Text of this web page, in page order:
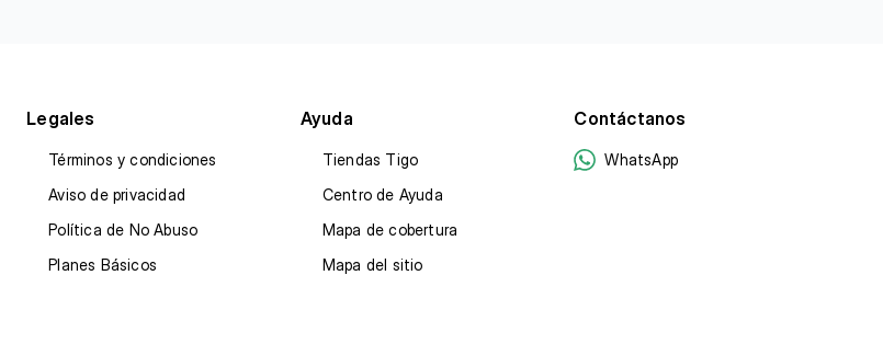
Legales
Términos y condiciones
Aviso de privacidad
Política de No Abuso
Planes Básicos
Ayuda
Tiendas Tigo
Centro de Ayuda
Mapa de cobertura
Mapa del sitio
Contáctanos
WhatsApp